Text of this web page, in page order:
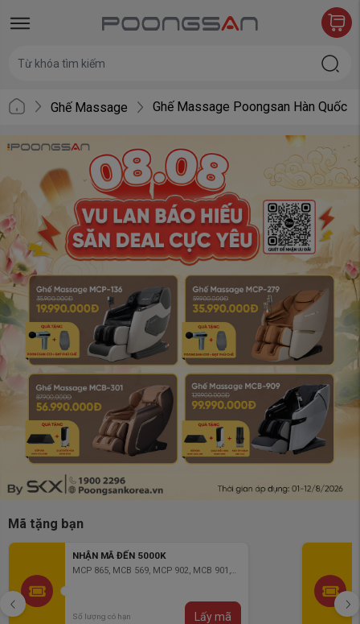
Ghế Massage Ghế Massage Poongsan Hàn Quốc
Mã tặng bạn
NHẬN MÃ ĐẾN 5000K
MCP 865, MCB 569, MCP 902, MCB 901,
Số lượng có hạn Lấy mã